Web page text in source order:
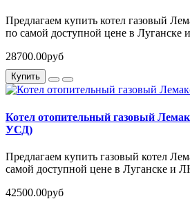
Предлагаем купить котел газовый
по самой доступной цене в Луганске
28700.00руб
Купить
Котел отопительный газовый
УСД)
Предлагаем купить газовый котел
самой доступной цене в Луганске и
42500.00руб